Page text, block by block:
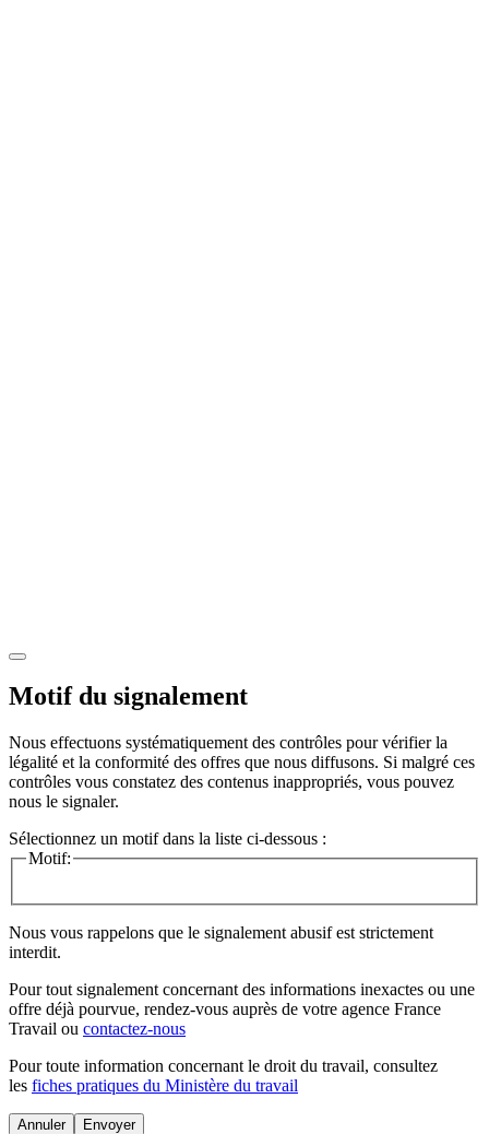
Motif du signalement
Nous effectuons systématiquement des contrôles pour vérifier la
légalité et la conformité des offres que nous diffusons. Si malgré ces
contrôles vous constatez des contenus inappropriés, vous pouvez
nous le signaler.
Sélectionnez un motif dans la liste ci-dessous :
Motif:
Nous vous rappelons que le signalement abusif est strictement
interdit.
Pour tout signalement concernant des informations inexactes ou une
offre déjà pourvue, rendez-vous auprès de votre agence France
Travail ou contactez-nous
Pour toute information concernant le droit du travail, consultez
les fiches pratiques du Ministère du travail
Annuler